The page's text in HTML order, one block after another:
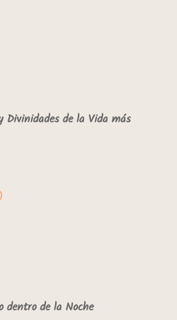
Divinidades de la Vida más
dentro de la Noche